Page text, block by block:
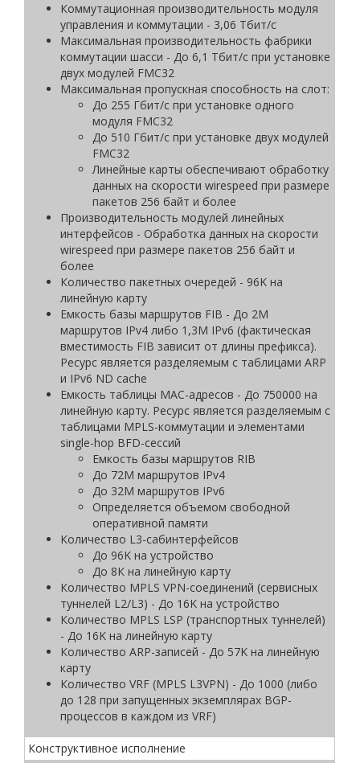
Коммутационная производительность модуля
управления и коммутации - 3,06 Тбит/с
Максимальная производительность фабрики
коммутации шасси - До 6,1 Тбит/с при установке
двух модулей FMC32
Максимальная пропускная способность на слот:
До 255 Гбит/с при установке одного
модуля FMC32
До 510 Гбит/с при установке двух модулей
FMC32
Линейные карты обеспечивают обработку
данных на скорости wirespeed при размере
пакетов 256 байт и более
Производительность модулей линейных
интерфейсов - Обработка данных на скорости
wirespeed при размере пакетов 256 байт и
более
Количество пакетных очередей - 96K на
линейную карту
Емкость базы маршрутов FIB - До 2M
маршрутов IPv4 либо 1,3M IPv6 (фактическая
вместимость FIB зависит от длины префикса).
Ресурс является разделяемым с таблицами ARP
и IPv6 ND cache
Емкость таблицы MAC-адресов - До 750000 на
линейную карту. Ресурс является разделяемым с
таблицами MPLS-коммутации и элементами
single-hop BFD-сессий
Емкость базы маршрутов RIB
До 72M маршрутов IPv4
До 32M маршрутов IPv6
Определяется объемом свободной
оперативной памяти
Количество L3-сабинтерфейсов
До 96K на устройство
До 8К на линейную карту
Количество MPLS VPN-соединений (сервисных
туннелей L2/L3) - До 16K на устройство
Количество MPLS LSP (транспортных туннелей)
- До 16K на линейную карту
Количество ARP-записей - До 57K на линейную
карту
Количество VRF (MPLS L3VPN) - До 1000 (либо
до 128 при запущенных экземплярах BGP-
процессов в каждом из VRF)
Конструктивное исполнение